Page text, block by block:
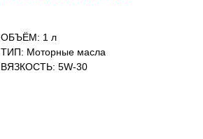
ОБЪЁМ: 1 л
ТИП: Моторные масла
ВЯЗКОСТЬ: 5W-30